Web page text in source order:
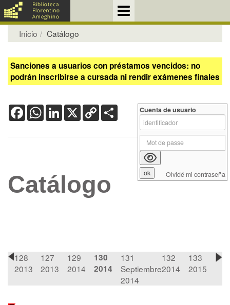
Inicio Catálogo
Sanciones a usuarios con préstamos vencidos: no
podrán inscribirse a cursada ni rendir exámenes finales
FacebookWhatsApp
LinkedIn
X Copy
Link
Catálogo
128
2013
127
2013
129
2014
130
2014
131
Septiembre
2014
132
2014
133
2015
Cuenta de usuario
Olvidé mi contraseña